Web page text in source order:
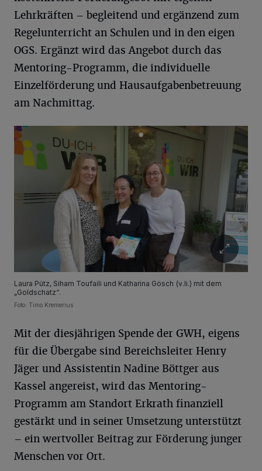
Lehrkräften – begleitend und ergänzend zum
Regelunterricht an Schulen und in den eigen
OGS. Ergänzt wird das Angebot durch das
Mentoring-Programm, die individuelle
Einzelförderung und Hausaufgabenbetreuung
am Nachmittag.
Laura Pütz, Siham Toufaili und Katharina Gösch (v.li.) mit dem
„Goldschatz“.
Foto: Timo Kremerius
Mit der diesjährigen Spende der GWH, eigens
für die Übergabe sind Bereichsleiter Henry
Jäger und Assistentin Nadine Böttger aus
Kassel angereist, wird das Mentoring-
Programm am Standort Erkrath finanziell
gestärkt und in seiner Umsetzung unterstützt
– ein wertvoller Beitrag zur Förderung junger
Menschen vor Ort.